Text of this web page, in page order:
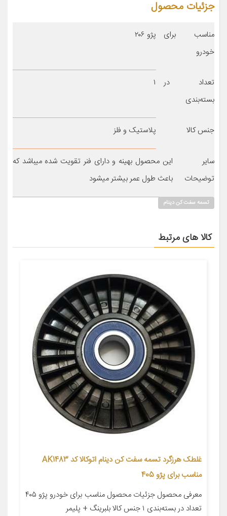
جزئیات محصول
مناسب برای
خودرو
پژو ۲۰۶
تعداد در
بسته‌بندی
۱
جنس کالا پلاستیک و فلز
سایر
توضیحات
این محصول بهینه و دارای فنر تقویت شده میباشد که
باعث طول عمر بیشتر میشود
تسمه سفت کن دینام
کالا های مرتبط
غلطک هرزگرد تسمه سفت کن دینام اتوکالا کد AK1483
مناسب برای پژو 405
معرفی محصول جزئیات محصول مناسب برای خودرو پژو ۴۰۵
تعداد در بسته‌بندی ۱ جنس کالا بلبرینگ + پلیمر